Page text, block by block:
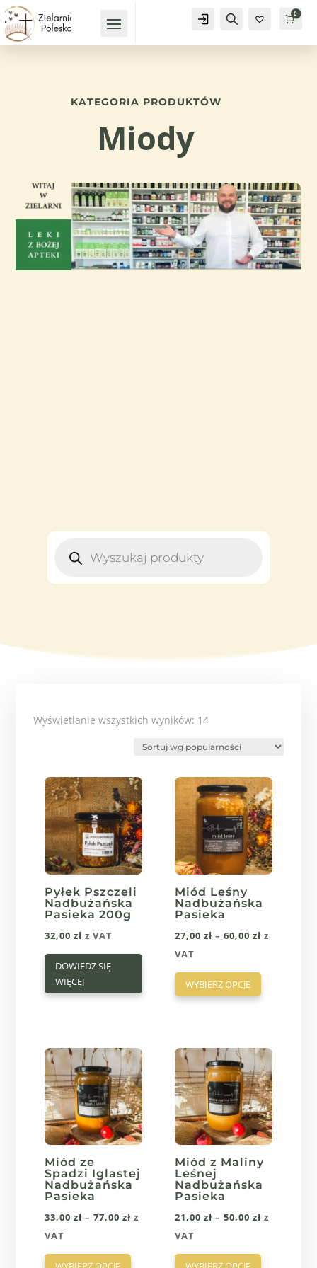
Konto Szukaj Kosz
0
KATEGORIA PRODUKTÓW
Miody
PRODUKTÓW
Wyświetlanie wszystkich wyników: 14Posortowane
popularności
Pyłek Pszczeli
Nadbużańska
Pasieka 200g
32,00zł z VAT
DOWIEDZ SIĘ
WIĘCEJ
Miód Leśny
Nadbużańska
Pasieka
27,00zł – 60,00zł Zakres
od
z
VAT
WYBIERZ OPCJE
Ten
wariantów.
Opcje
można
wybrać
na
stronie
Miód ze
Spadzi Iglastej
Nadbużańska
Pasieka
33,00zł – 77,00zł Zakres
od
z
VAT
Ten
Miód z Maliny
Leśnej
Nadbużańska
Pasieka
21,00zł – 50,00zł Zakres
od
z
VAT
Ten